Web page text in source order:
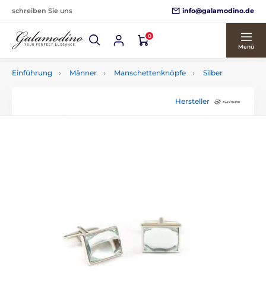
schreiben Sie uns info@galamodino.de
0
Menü
Einführung Männer Manschettenknöpfe Silber
Hersteller